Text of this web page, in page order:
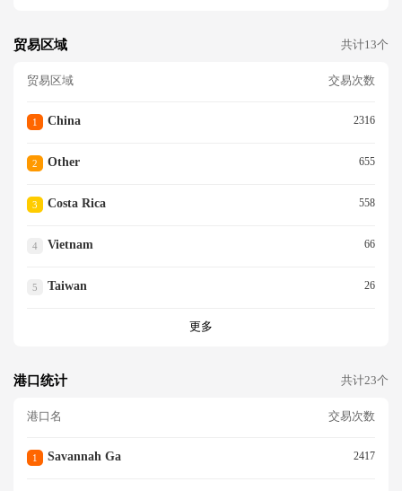
贸易区域 共计13个
贸易区域 交易次数
1 China 2316
2 Other 655
3 Costa Rica 558
4 Vietnam 66
5 Taiwan 26
更多
港口统计 共计23个
港口名 交易次数
1 Savannah Ga 2417